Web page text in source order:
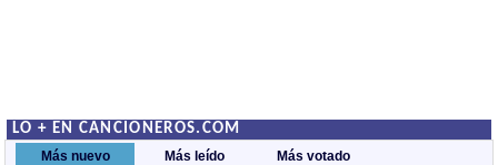
LO + EN CANCIONEROS.COM
Más nuevo Más leído Más votado